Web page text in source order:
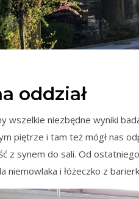
oddział
wszelkie niezbędne wyniki
piętrze i tam też mógł nas
z synem do sali. Od
niemowlaka i łóżeczko z